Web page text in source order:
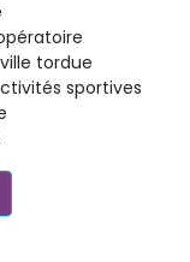
tordue
sportives